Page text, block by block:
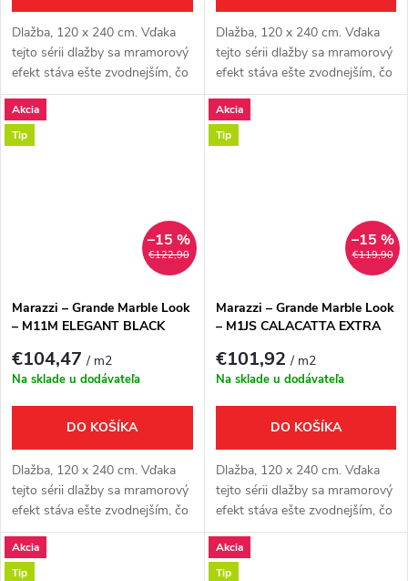
Dlažba, 120 x 240 cm. Vďaka
tejto sérii dlažby sa mramorový
efekt stáva ešte zvodnejším, čo
prináša projekty, ktoré sú
ambiciózne z hľadiska veľkosti a
túžob.
Dlažba, 120 x 240 cm. Vďaka
tejto sérii dlažby sa mramorový
efekt stáva ešte zvodnejším, čo
prináša projekty, ktoré sú
ambiciózne z hľadiska veľkosti a
túžob.
Akcia
Tip
€122,90
–15 %
Marazzi – Grande Marble Look
– M11M ELEGANT BLACK
€104,47/ m2
Na sklade u dodávateľa
DO KOŠÍKA
Dlažba, 120 x 240 cm. Vďaka
tejto sérii dlažby sa mramorový
efekt stáva ešte zvodnejším, čo
prináša projekty, ktoré sú
ambiciózne z hľadiska veľkosti a
túžob.
Akcia
Tip
€119,90
–15 %
Marazzi – Grande Marble Look
– M1JS CALACATTA EXTRA
€101,92/ m2
Na sklade u dodávateľa
DO KOŠÍKA
Dlažba, 120 x 240 cm. Vďaka
tejto sérii dlažby sa mramorový
efekt stáva ešte zvodnejším, čo
prináša projekty, ktoré sú
ambiciózne z hľadiska veľkosti a
túžob.
Akcia
Tip
Akcia
Tip